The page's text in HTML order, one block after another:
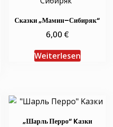
Сказки „Мамин–Сибиряк“
6,00€
Weiterlesen
„Шарль Перро“ Kазки